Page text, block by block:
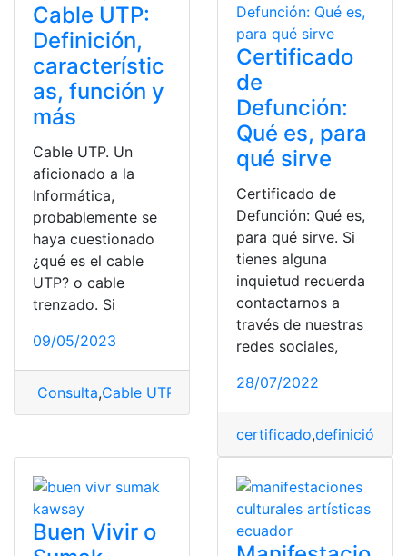
Cable UTP:
Definición,
característic
as, función y
más
Cable UTP. Un
aficionado a la
Informática,
probablemente se
haya cuestionado
¿qué es el cable
UTP? o cable
trenzado. Si
09/05/2023
Consulta,Cable UTP definición,funciones,
Certificado
de
Defunción:
Qué es, para
qué sirve
Certificado de
Defunción: Qué es,
para qué sirve. Si
tienes alguna
inquietud recuerda
contactarnos a
través de nuestras
redes sociales,
28/07/2022
certificado,definición
Buen Vivir o